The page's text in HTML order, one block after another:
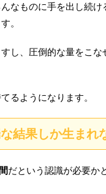
なものに手を出し続け
。
し、圧倒的な量をこな
るようになります。
結果しか生まれ
だという認識が必要か